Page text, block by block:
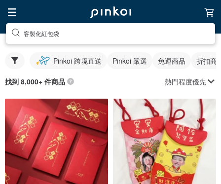
客製化紅包袋
Pinkoi 跨境直送 Pinkoi 嚴選 免運商品 折扣商
找到 8,000+ 件商品 熱門程度優先